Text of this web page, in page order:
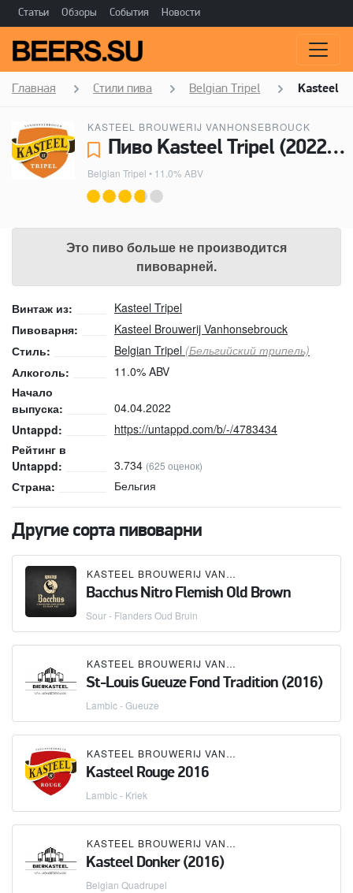
Статьи Обзоры События Новости
Главная Стили пива Belgian Tripel Kasteel
KASTEEL BROUWERIJ VANHONSEBROUCK
Пиво Kasteel Tripel (2022) - Kasteel Brouwerij Vanhonsebrouck
Belgian Tripel • 11.0% ABV
Это пиво больше не производится
пивоварней.
Винтаж из:
Kasteel Tripel
Пивоварня:
Kasteel Brouwerij Vanhonsebrouck
Стиль:
Belgian Tripel (Бельгийский трипель)
Алкоголь:
11.0% ABV
Начало
выпуска:
04.04.2022
Untappd:
https://untappd.com/b/-/4783434
Рейтинг в
Untappd:
3.734 (625 оценок)
Страна: Бельгия
Другие сорта пивоварни
KASTEEL BROUWERIJ VANHONSEBROUCK
Bacchus Nitro Flemish Old Brown
Sour - Flanders Oud Bruin
KASTEEL BROUWERIJ VANHONSEBROUCK
St-Louis Gueuze Fond Tradition (2016)
Lambic - Gueuze
KASTEEL BROUWERIJ VANHONSEBROUCK
Kasteel Rouge 2016
Lambic - Kriek
KASTEEL BROUWERIJ VANHONSEBROUCK
Kasteel Donker (2016)
Belgian Quadrupel